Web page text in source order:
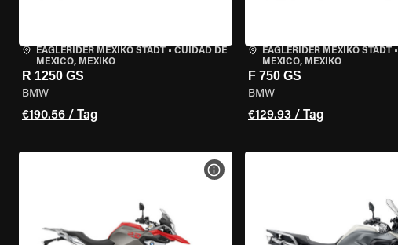
EAGLERIDER MEXIKO STADT • CUIDAD DE
MEXICO, MEXIKO
R 1250 GS
BMW
€190.56 / Tag
EAGLERIDER MEXIKO STADT•
MEXICO, MEXIKO
F 750 GS
BMW
€129.93 / Tag
MOTORRAD-DETAILS ANZEIGEN